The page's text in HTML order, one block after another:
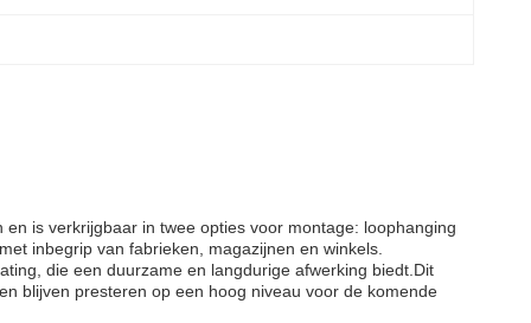
is verkrijgbaar in twee opties voor montage: loophanging
inbegrip van fabrieken, magazijnen en winkels.
die een duurzame en langdurige afwerking biedt.Dit
blijven presteren op een hoog niveau voor de komende